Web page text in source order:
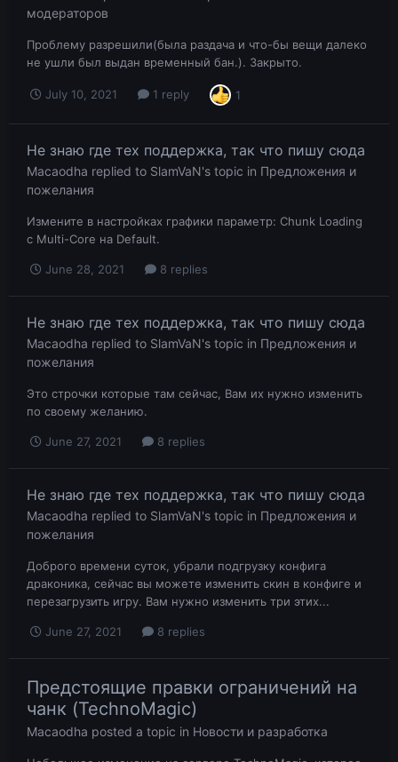
модераторов
Проблему разрешили(была раздача и что-бы вещи далеко
не ушли был выдан временный бан.). Закрыто.
July 10, 2021 1 reply 1
Не знаю где тех поддержка, так что пишу сюда
Macaodha replied to SlamVaN's topic in Предложения и
пожелания
Измените в настройках графики параметр: Chunk Loading
с Multi-Core на Default.
June 28, 2021 8 replies
Не знаю где тех поддержка, так что пишу сюда
Macaodha replied to SlamVaN's topic in Предложения и
пожелания
Это строчки которые там сейчас, Вам их нужно изменить
по своему желанию.
June 27, 2021 8 replies
Не знаю где тех поддержка, так что пишу сюда
Macaodha replied to SlamVaN's topic in Предложения и
пожелания
Доброго времени суток, убрали подгрузку конфига
драконика, сейчас вы можете изменить скин в конфиге и
перезагрузить игру. Вам нужно изменить три этих...
June 27, 2021 8 replies
Предстоящие правки ограничений на
чанк (TechnoMagic)
Macaodha posted a topic in Новости и разработка